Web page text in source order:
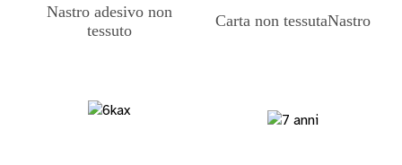
Nastro adesivo non
tessuto
Carta non tessutaNastro